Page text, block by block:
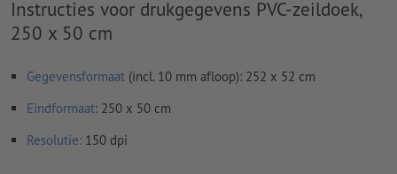
Instructies voor drukgegevens PVC-zeildoek,
250 x 50 cm
Gegevensformaat (incl. 10 mm afloop): 252 x 52 cm
Eindformaat: 250 x 50 cm
Resolutie: 150 dpi